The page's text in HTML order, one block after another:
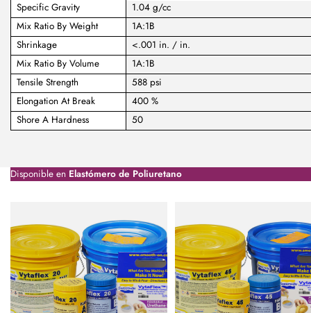
Specific Gravity
1.04 g/cc
Mix Ratio By Weight
1A:1B
Shrinkage
<.001 in. / in.
Mix Ratio By Volume
1A:1B
Tensile Strength
588 psi
Elongation At Break
400 %
Shore A Hardness
50
Disponible en Elastómero de Poliuretano